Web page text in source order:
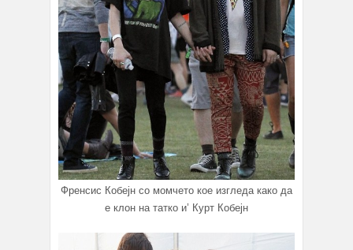
Френсис Кобејн со момчето кое изгледа како да
е клон на татко и’ Курт Кобејн